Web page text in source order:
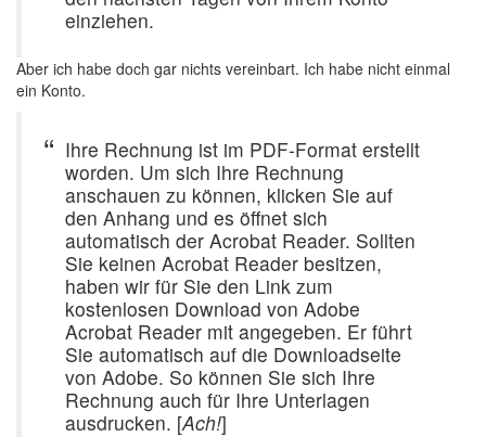
einziehen.
Aber ich habe doch gar nichts vereinbart. Ich habe nicht einmal
ein Konto.
Ihre Rechnung ist im PDF-Format erstellt
worden. Um sich Ihre Rechnung
anschauen zu können, klicken Sie auf
den Anhang und es öffnet sich
automatisch der Acrobat Reader. Sollten
Sie keinen Acrobat Reader besitzen,
haben wir für Sie den Link zum
kostenlosen Download von Adobe
Acrobat Reader mit angegeben. Er führt
Sie automatisch auf die Downloadseite
von Adobe. So können Sie sich Ihre
Rechnung auch für Ihre Unterlagen
ausdrucken. [Ach!]